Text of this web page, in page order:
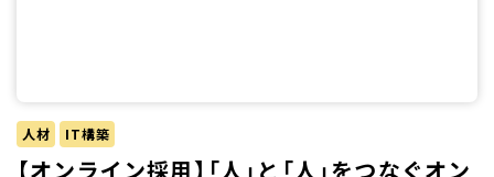
人材 IT構築
【オンライン採用】「人」と「人」をつなぐオン